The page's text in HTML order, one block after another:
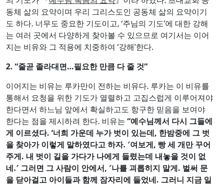
도 하다. 너무도 중요한 기도이고, ‘주님의 기도’에 대한 강해
는 여러 곳에서 다양하게 찾아볼 수 있으므로 여기서는 이어
지는 비유와 그 적용에 치중하여 ‘강해’한다.
2. “
줄곧 졸라대면 … 필요한 만큼 다 줄 것
이어지는 비유는 루카만이 전하는 비유다. 루카는 이 비유를
통해서 요청을 위한 기도가 열렬하고 고집스럽게 이루어져야
한다면서 하느님 앞에서 확실하고도 항구한 믿음을 보여야
한다는 점을 제시하려 한다. 비유는“ 예수님께서 다시 그들에
게 이르셨다 . ‘너희 가운데 누가 벗이 있는데,한밤중에 그 벗
을 찾아가 이렇게 말하였다고 하자.′ 여보게, 빵 세 개만 꾸어
주게.내 벗이 길을 가다가 나에게 들렸는데 내놓을 것이 없
네.′그러면 그 사람이 안에서,′나를 괴롭히지 말게.벌써 문
을 닫아걸고 아이들과 함께 잠자리에 들었네. 그러니 지금 일
어나서 건네줄 수가 없네.′하고 대답할 것이다.’”(루카 11,5-